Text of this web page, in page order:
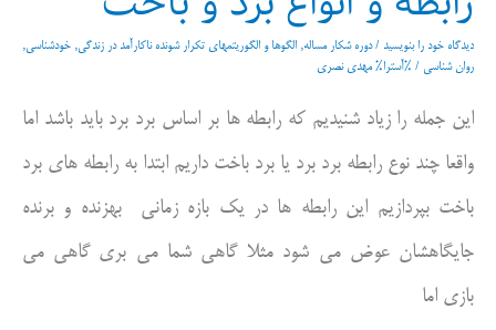
مساله
است
دیدگاه‌ خود را بنویسید /دوره شکار مساله, الگوها و الگوریتمهای تکرار شونده ناکارآمد در زندگی, خودشناسی,
روان شناسی / %آسترا% مهدی نصری
این جمله را زیاد شنیدیم که رابطه ها بر اساس برد برد باید باشد اما
واقعا چند نوع رابطه برد برد یا برد باخت داریم ابتدا به رابطه های برد
باخت بپردازیم این رابطه ها در یک بازه زمانی بهزنده و برنده
جایگاهشان عوض می شود مثلا گاهی شما می بری گاهی می
بازی اما